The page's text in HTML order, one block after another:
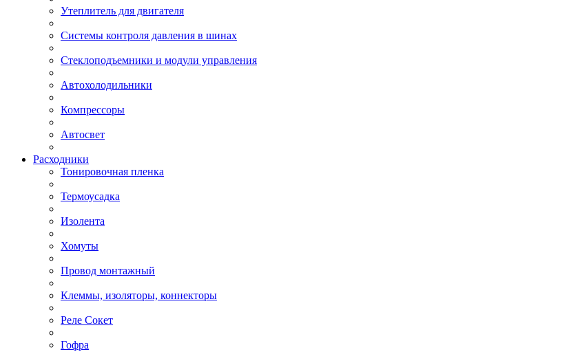
Утеплитель для двигателя
Системы контроля давления в шинах
Стеклоподъемники и модули управления
Автохолодильники
Компрессоры
Автосвет
Расходники
Тонировочная пленка
Термоусадка
Изолента
Хомуты
Провод монтажный
Клеммы, изоляторы, коннекторы
Реле Сокет
Гофра